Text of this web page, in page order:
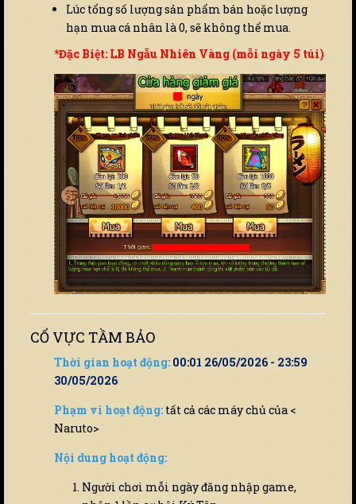
Lúc tổng số lượng sản phẩm bán hoặc lượng
hạn mua cá nhân là 0, sẽ không thể mua.
*Đặc Biệt: LB Ngẫu Nhiên Vàng (mỗi ngày 5 túi)
CỔ VỰC TẦM BẢO
Thời gian hoạt động: 00:01 26/05/2026 - 23:59
30/05/2026
Phạm vi hoạt động: tất cả các máy chủ của <
Naruto>
Nội dung hoạt động:
Người chơi mỗi ngày đăng nhập game,